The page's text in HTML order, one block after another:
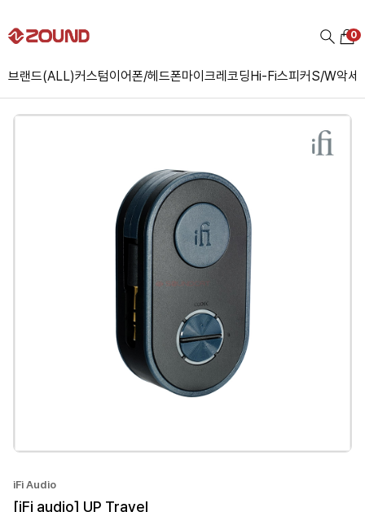
브랜드(ALL)커스텀이어폰/헤드폰마이크레코딩Hi-Fi스피커S/W악세
0
iFi Audio
[iFi audio] UP Travel